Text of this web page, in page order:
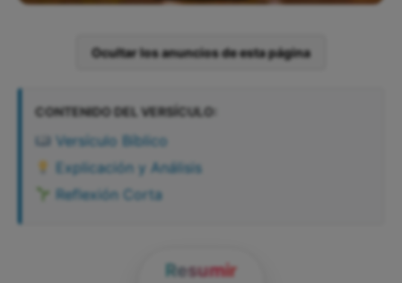
Ocultar los anuncios de esta página
CONTENIDO DEL VERSÍCULO:
Versículo Bíblico
Explicación y Análisis
Reflexión Corta
Resumir